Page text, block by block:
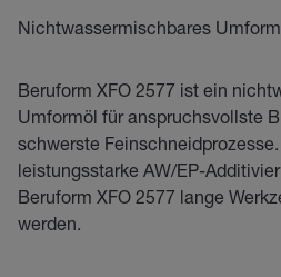
Nichtwassermischbares
Beruform XFO 2577 ist ein
Umformöl für anspruchsvollste
schwerste
leistungsstarke AW/EP-
Beruform XFO 2577 lange
werden.